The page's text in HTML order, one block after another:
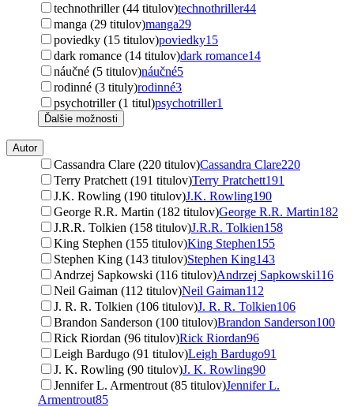
technothriller (44 titulov)technothriller44
manga (29 titulov)manga29
poviedky (15 titulov)poviedky15
dark romance (14 titulov)dark romance14
náučné (5 titulov)náučné5
rodinné (3 tituly)rodinné3
psychotriller (1 titul)psychotriller1
Ďalšie možnosti
Autor
Cassandra Clare (220 titulov)Cassandra Clare220
Terry Pratchett (191 titulov)Terry Pratchett191
J.K. Rowling (190 titulov)J.K. Rowling190
George R.R. Martin (182 titulov)George R.R. Martin182
J.R.R. Tolkien (158 titulov)J.R.R. Tolkien158
King Stephen (155 titulov)King Stephen155
Stephen King (143 titulov)Stephen King143
Andrzej Sapkowski (116 titulov)Andrzej Sapkowski116
Neil Gaiman (112 titulov)Neil Gaiman112
J. R. R. Tolkien (106 titulov)J. R. R. Tolkien106
Brandon Sanderson (100 titulov)Brandon Sanderson100
Rick Riordan (96 titulov)Rick Riordan96
Leigh Bardugo (91 titulov)Leigh Bardugo91
J. K. Rowling (90 titulov)J. K. Rowling90
Jennifer L. Armentrout (85 titulov)Jennifer L.
Armentrout85